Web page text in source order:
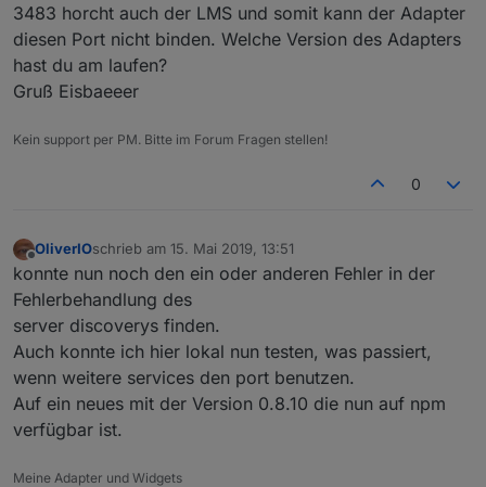
3483 horcht auch der LMS und somit kann der Adapter
diesen Port nicht binden. Welche Version des Adapters
hast du am laufen?
Gruß Eisbaeeer
Kein support per PM. Bitte im Forum Fragen stellen!
0
Offline
OliverIOschrieb am 15. Mai 2019, 13:51
zuletzt editiert von
konnte nun noch den ein oder anderen Fehler in der
Fehlerbehandlung des
server discoverys finden.
Auch konnte ich hier lokal nun testen, was passiert,
wenn weitere services den port benutzen.
Auf ein neues mit der Version 0.8.10 die nun auf npm
verfügbar ist.
Meine Adapter und Widgets